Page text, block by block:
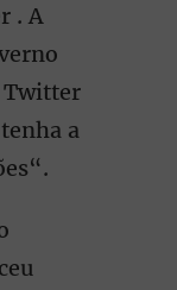
. A
Twitter
a